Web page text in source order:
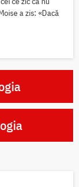
a zis: «Dacă